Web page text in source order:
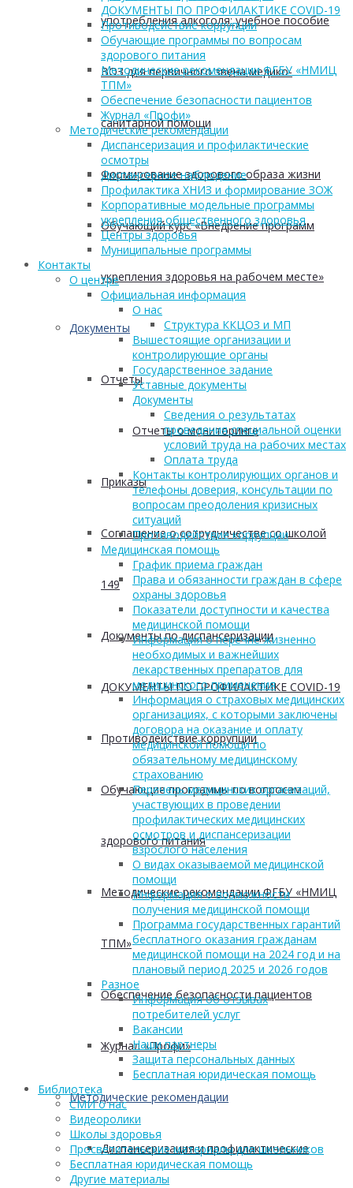
употребления алкоголя: учебное пособие
ВОЗ для первичного звена медико-
санитарной помощи
Формирование здорового образа жизни
Обучающий курс «Внедрение программ
укрепления здоровья на рабочем месте»
Документы
Отчеты
Отчеты о мониторинге
Приказы
Соглашение о сотрудничестве со школой
149
Документы по диспансеризации
ДОКУМЕНТЫ ПО ПРОФИЛАКТИКЕ COVID-19
Противодействие коррупции
Обучающие программы по вопросам
здорового питания
Методические рекомендации ФГБУ «НМИЦ
ТПМ»
Обеспечение безопасности пациентов
Журнал «Профи»
Методические рекомендации
Диспансеризация и профилактические
ДОКУМЕНТЫ ПО ПРОФИЛАКТИКЕ COVID-19
Противодействие коррупции
Обучающие программы по вопросам
здорового питания
Методические рекомендации ФГБУ «НМИЦ
ТПМ»
Обеспечение безопасности пациентов
Журнал «Профи»
Методические рекомендации
Диспансеризация и профилактические
осмотры
Диспансерное наблюдение
Профилактика ХНИЗ и формирование ЗОЖ
Корпоративные модельные программы
укрепления общественного здоровья
Центры здоровья
Муниципальные программы
Контакты
О центре
Официальная информация
О нас
Структура ККЦОЗ и МП
Вышестоящие организации и
контролирующие органы
Государственное задание
Уставные документы
Документы
Сведения о результатах
проведения специальной оценки
условий труда на рабочих местах
Оплата труда
Контакты контролирующих органов и
телефоны доверия, консультации по
вопросам преодоления кризисных
ситуаций
Противодействие коррупции
Медицинская помощь
График приема граждан
Права и обязанности граждан в сфере
охраны здоровья
Показатели доступности и качества
медицинской помощи
Информация о перечне жизненно
необходимых и важнейших
лекарственных препаратов для
медицинского применения
Информация о страховых медицинских
организациях, с которыми заключены
договора на оказание и оплату
медицинской помощи по
обязательному медицинскому
страхованию
Перечень медицинских организаций,
участвующих в проведении
профилактических медицинских
осмотров и диспансеризации
взрослого населения
О видах оказываемой медицинской
помощи
Информация о возможности
получения медицинской помощи
Программа государственных гарантий
бесплатного оказания гражданам
медицинской помощи на 2024 год и на
плановый период 2025 и 2026 годов
Разное
Информация об отзывах
потребителей услуг
Вакансии
Наши партнеры
Защита персональных данных
Бесплатная юридическая помощь
Библиотека
СМИ о нас
Видеоролики
Школы здоровья
Просветительские материалы для школьников
Бесплатная юридическая помощь
Другие материалы